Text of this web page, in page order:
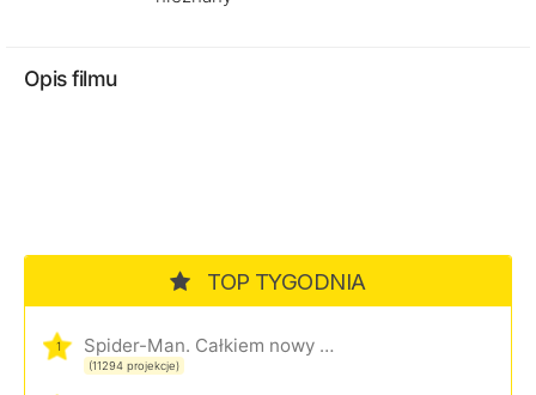
Opis filmu
TOP TYGODNIA
1 Spider-Man. Całkiem nowy dzień
(11294 projekcje)